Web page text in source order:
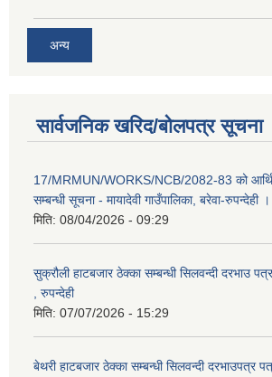
अन्य
सार्वजनिक खरिद/बोलपत्र सूचना
17/MRMUN/WORKS/NCB/2082-83 को
सम्बन्धी सूचना - मायादेवी गाउँपालिका, बरेवा-रुपन्देही ।
मिति: 08/04/2026 - 09:29
सुक्रौली हाटबजार ठेक्का सम्बन्धी सिलवन्दी दरभाउ
, रुपन्देही
मिति: 07/07/2026 - 15:29
बेथरी हाटबजार ठेक्का सम्बन्धी सिलवन्दी दरभाउपत्र